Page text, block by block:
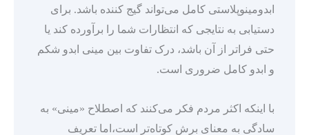
ابدومینوپلاستی کامل می‌تواند گیج کننده باشد. برای
دستیابی به نتایجی که انتظارات شما را برآورده کند یا
حتی فراتر از آن باشد، درک تفاوت بین مینی ابدو شکم
و ابدو کامل ضروری است.
با اینکه اکثر مردم فکر می‌کنند که اصطلاح «مینی» به
سادگی به معنای برش کوتاه‌تر است،اما تعریف